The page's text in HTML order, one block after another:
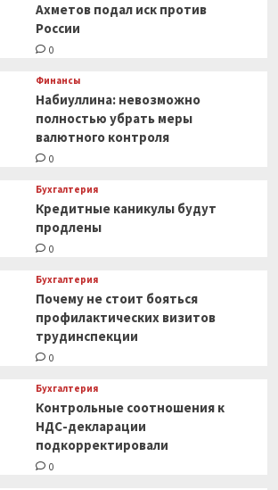
Ахметов подал иск против
России
0
Финансы
Набиуллина: невозможно
полностью убрать меры
валютного контроля
0
Бухгалтерия
Кредитные каникулы будут
продлены
0
Бухгалтерия
Почему не стоит бояться
профилактических визитов
трудинспекции
0
Бухгалтерия
Контрольные соотношения к
НДС-декларации
подкорректировали
0